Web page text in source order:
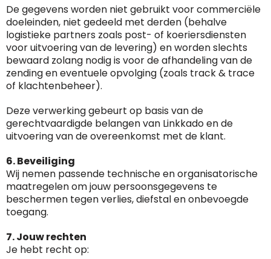
De gegevens worden niet gebruikt voor commerciële
doeleinden, niet gedeeld met derden (behalve
logistieke partners zoals post- of koeriersdiensten
voor uitvoering van de levering) en worden slechts
bewaard zolang nodig is voor de afhandeling van de
zending en eventuele opvolging (zoals track & trace
of klachtenbeheer).
Deze verwerking gebeurt op basis van de
gerechtvaardigde belangen van Linkkado en de
uitvoering van de overeenkomst met de klant.
6. Beveiliging
Wij nemen passende technische en organisatorische
maatregelen om jouw persoonsgegevens te
beschermen tegen verlies, diefstal en onbevoegde
toegang.
7. Jouw rechten
Je hebt recht op:
richtlijnen van Trustindex en waarvan
bewezen is dat ze spamvrij zijn worden door
de verschillende platforms geaccepteerd en
meegeteld in de scores.
probleem.
Trustindex heeft de contactgegevens van de
website en de bedrijfsgegevens
onafhankelijk geverifieerd.
CONTACTGEGEVENS
Telefoonnummer:+32 479 88 00 36 Geverifieerd
E-
mailadres
mia@linkkado.be Geverifieerd
BEDRIJFSGEGEVENS
Bedrijfsnaam: Linkkado
Oprichting van de
Trustindex controleert websites voortdurend
op veiligheidsproblemen.
Safe Browsing:geen probleem
gedetecteerd
Blacklist
Geldig SSL-certificaat
Spam
Websites die consequent een hoog niveau
van klanttevredenheid handhaven en
voldoen aan een hoog niveau van
veiligheidsprotocol, kunnen Trustindex-
certificaat verkrijgen. Zoekt u bij het winkelen
naar de certificaten van Trustindex en koopt u
met vertrouwen!
Meer informatie